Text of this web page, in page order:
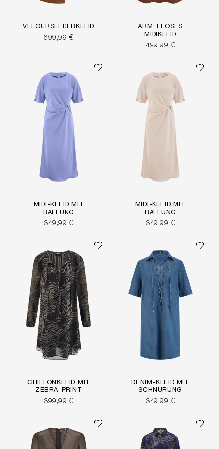
VELOURSLEDERKLEID
699,99 €
ÄRMELLOSES
MIDIKLEID
499,99 €
MIDI-KLEID MIT
RAFFUNG
349,99 €
MIDI-KLEID MIT
RAFFUNG
349,99 €
CHIFFONKLEID MIT
ZEBRA-PRINT
399,99 €
DENIM-KLEID MIT
SCHNÜRUNG
349,99 €